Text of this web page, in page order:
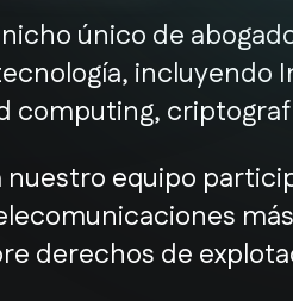
único de
incluyendo
computing,
nuestro equipo
derechos de